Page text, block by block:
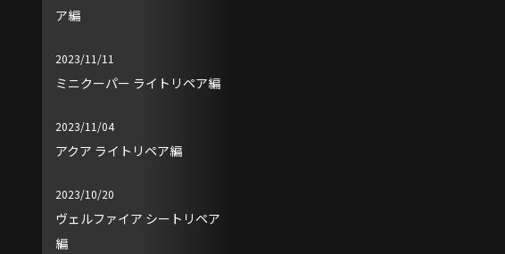
ア編
2023/11/11
ミニクーパー ライトリペア編
2023/11/04
アクア ライトリペア編
2023/10/20
ヴェルファイア シートリペア
編